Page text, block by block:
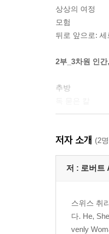
상상의 여정
모험
뒤로 앞으로:
2부_3차원 인간
추방
그림자
부풀어진 인간
잃어버린 에너
저자 소개 (2
저 : 로버트
스위스 취
다. He,
venly